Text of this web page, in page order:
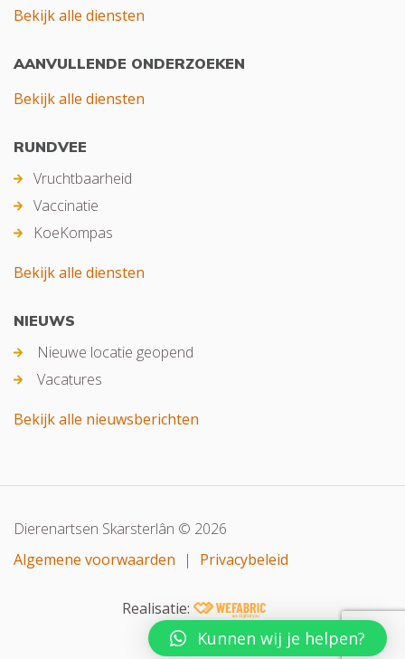
Bekijk alle diensten
AANVULLENDE ONDERZOEKEN
Bekijk alle diensten
RUNDVEE
Vruchtbaarheid
Vaccinatie
KoeKompas
Bekijk alle diensten
NIEUWS
Nieuwe locatie geopend
Vacatures
Bekijk alle nieuwsberichten
Dierenartsen Skarsterlân © 2026
Algemene voorwaarden
| Privacybeleid
Realisatie:
Kunnen wij je helpen?